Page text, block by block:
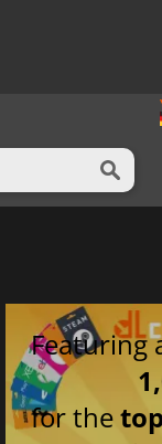
Featuring
for the